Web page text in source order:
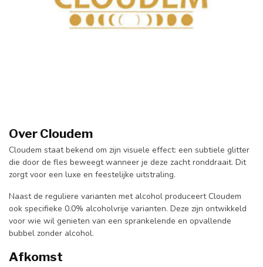
Over Cloudem
Cloudem staat bekend om zijn visuele effect: een subtiele glitter
die door de fles beweegt wanneer je deze zacht ronddraait. Dit
zorgt voor een luxe en feestelijke uitstraling.
Naast de reguliere varianten met alcohol produceert Cloudem
ook specifieke 0.0% alcoholvrije varianten. Deze zijn ontwikkeld
voor wie wil genieten van een sprankelende en opvallende
bubbel zonder alcohol.
Afkomst